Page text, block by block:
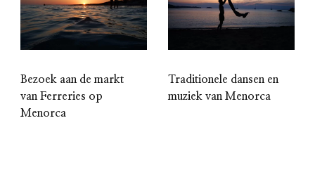
Bezoek aan de markt
van Ferreries op
Menorca
Traditionele dansen en
muziek van Menorca